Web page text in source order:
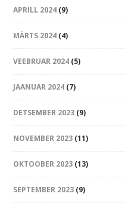
APRILL 2024 (9)
MÄRTS 2024 (4)
VEEBRUAR 2024 (5)
JAANUAR 2024 (7)
DETSEMBER 2023 (9)
NOVEMBER 2023 (11)
OKTOOBER 2023 (13)
SEPTEMBER 2023 (9)